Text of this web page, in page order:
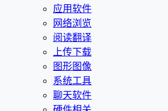
应用软件
网络浏览
阅读翻译
上传下载
图形图像
系统工具
聊天软件